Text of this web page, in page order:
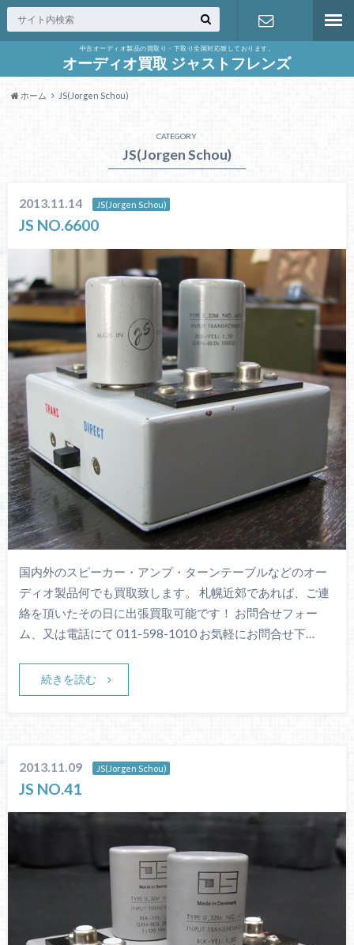
中古オーディオ製品の買取り・下取り全国対応致しております。
オーディオ買取 ジャストフレンズ
お問合せ
ホーム JS(Jorgen Schou)
CATEGORY
JS(Jorgen Schou)
2013.11.14 JS(Jorgen Schou)
JS NO.6600
国内外のスピーカー・アンプ・ターンテーブルなどのオー
ディオ製品何でも買取致します。 札幌近郊であれば、ご連
絡を頂いたその日に出張買取可能です！ お問合せフォー
ム、又は電話にて 011-598-1010 お気軽にお問合せ下…
続きを読む
2013.11.09 JS(Jorgen Schou)
JS NO.41